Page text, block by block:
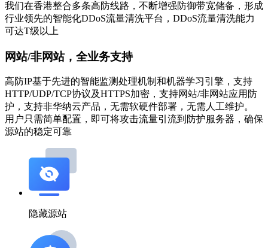
我们在香港整合多条高防线路，不断增强防御带宽储备，形成
行业领先的智能化DDoS流量清洗平台，DDoS流量清洗能力
可达T级以上
网站/非网站，全业务支持
高防IP基于先进的智能监测处理机制和机器学习引擎，支持
HTTP/UDP/TCP协议及HTTPS加密，支持网站/非网站应用防
护，支持非华纳云产品，无需软硬件部署，无需人工维护。
用户只需简单配置，即可将攻击流量引流到防护服务器，确保
源站的稳定可靠
隐藏源站